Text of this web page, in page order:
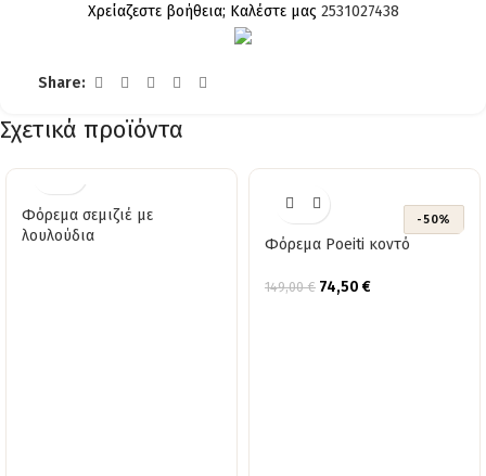
Χρείαζεστε βοήθεια; Καλέστε μας 2531027438
Share:
Σχετικά προϊόντα
Φόρεμα σεμιζιέ με
λουλούδια
-50%
Φόρεμα Poeiti κοντό
149,00€ 74,50 €